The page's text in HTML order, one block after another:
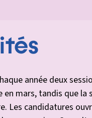
année deux
en mars, tandis que la
Les candidatures